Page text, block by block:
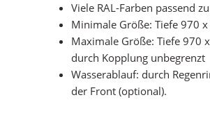
Viele RAL-Farben passend
Minimale Größe: Tiefe 970
Maximale Größe: Tiefe 970
durch Kopplung unbegrenzt
Wasserablauf: durch
der Front (optional).